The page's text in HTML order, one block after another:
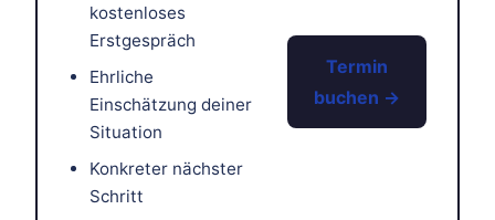
kostenloses
Erstgespräch
Ehrliche
Einschätzung deiner
Situation
Konkreter nächster
Schritt
Termin
buchen →